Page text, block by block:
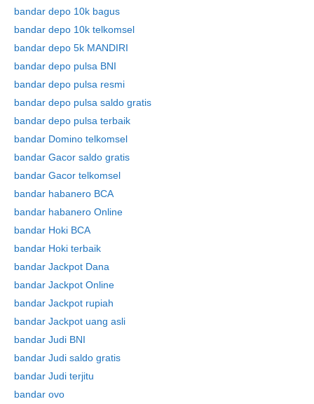
bandar depo 10k bagus
bandar depo 10k telkomsel
bandar depo 5k MANDIRI
bandar depo pulsa BNI
bandar depo pulsa resmi
bandar depo pulsa saldo gratis
bandar depo pulsa terbaik
bandar Domino telkomsel
bandar Gacor saldo gratis
bandar Gacor telkomsel
bandar habanero BCA
bandar habanero Online
bandar Hoki BCA
bandar Hoki terbaik
bandar Jackpot Dana
bandar Jackpot Online
bandar Jackpot rupiah
bandar Jackpot uang asli
bandar Judi BNI
bandar Judi saldo gratis
bandar Judi terjitu
bandar ovo